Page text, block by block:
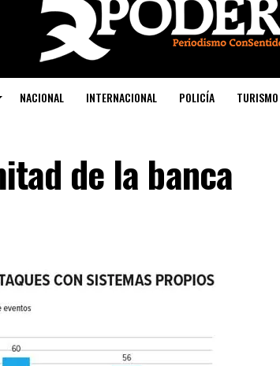
NACIONAL INTERNACIONAL POLICÍA TURISMO
de la banca